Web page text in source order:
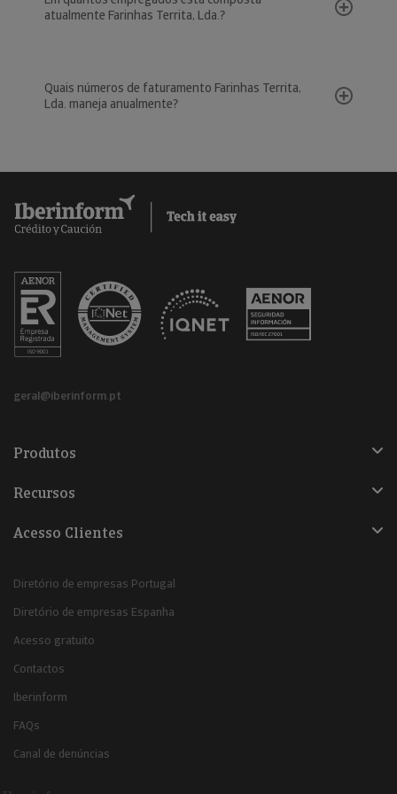
atualmente Farinhas Territa, Lda.?
Quais números de faturamento Farinhas Territa,
Lda. maneja anualmente?
geral@iberinform.pt
Produtos
Recursos
Acesso Clientes
Diretório de empresas Portugal
Diretório de empresas Espanha
Acesso gratuito
Contactos
Iberinform
FAQs
Canal de denúncias